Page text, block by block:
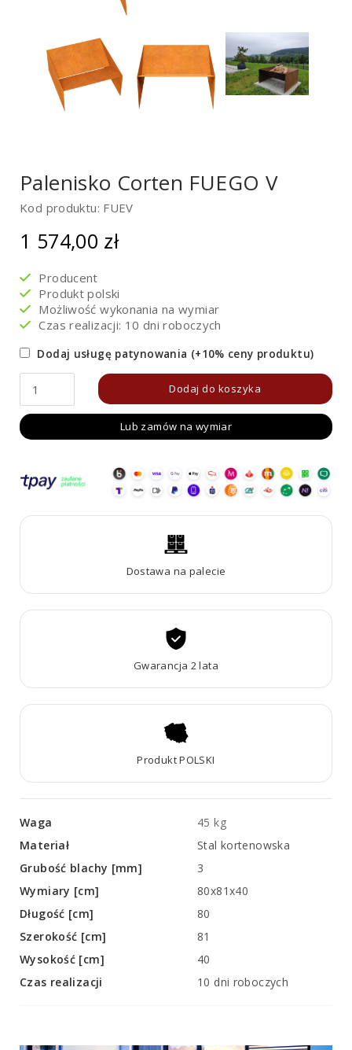
Palenisko Corten FUEGO V
Kod produktu: FUEV
1 574,00 zł
Producent
Produkt polski
Możliwość wykonania na wymiar
Czas realizacji: 10 dni roboczych
Dodaj usługę patynowania (+10% ceny produktu)
ilość
Palenisko
Corten
V
Dodaj do koszyka
Lub zamów na wymiar
Dostawa na palecie
Gwarancja 2 lata
Produkt POLSKI
Waga
45 kg
Materiał
Stal kortenowska
Grubość blachy [mm]
3
Wymiary [cm]
80x81x40
Długość [cm]
80
Szerokość [cm]
81
Wysokość [cm]
40
Czas realizacji
10 dni roboczych